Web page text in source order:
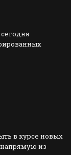
в курсе новых
напрямую из